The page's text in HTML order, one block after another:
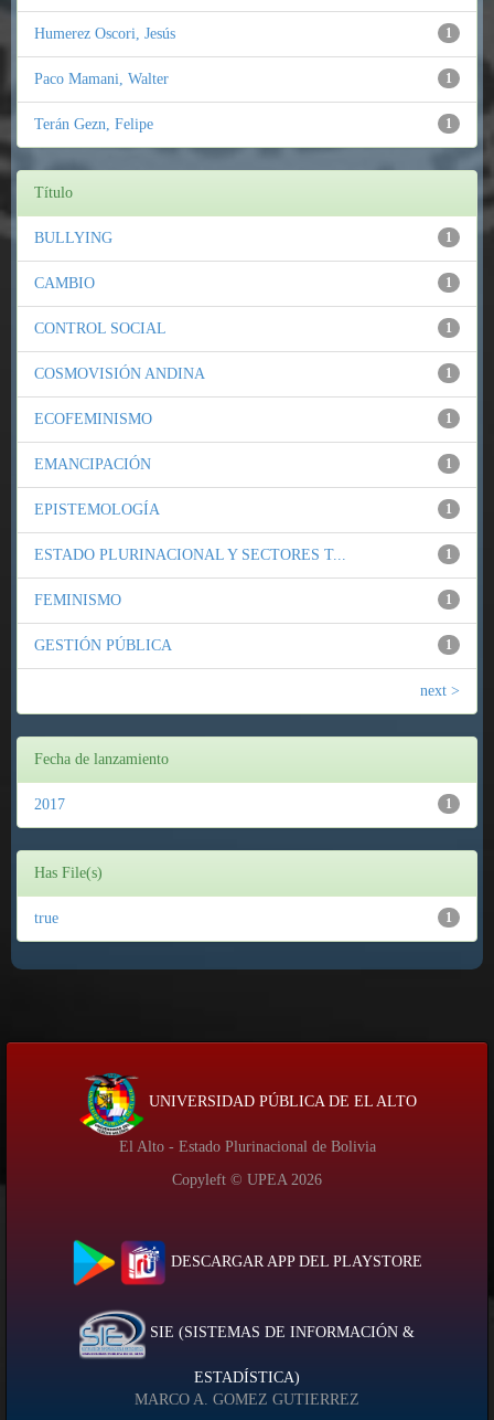
1
Humerez Oscori, Jesús
1
Paco Mamani, Walter
1
Terán Gezn, Felipe
Título
1
BULLYING
1
CAMBIO
1
CONTROL SOCIAL
1
COSMOVISIÓN ANDINA
1
ECOFEMINISMO
1
EMANCIPACIÓN
1
EPISTEMOLOGÍA
1
ESTADO PLURINACIONAL Y SECTORES T...
1
FEMINISMO
1
GESTIÓN PÚBLICA
next >
Fecha de lanzamiento
1
2017
Has File(s)
1
true
UNIVERSIDAD PÚBLICA DE EL ALTO
El Alto - Estado Plurinacional de Bolivia
Copyleft © UPEA 2026
DESCARGAR APP DEL PLAYSTORE
SIE (SISTEMAS DE INFORMACIÓN &
ESTADÍSTICA)
MARCO A. GOMEZ GUTIERREZ